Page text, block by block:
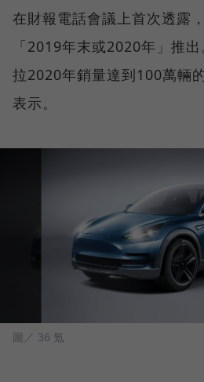
在財報電話會議上首次透露
「2019年末或2020年」推
拉2020年銷量達到100萬輛
表示。
圖／ 36 氪